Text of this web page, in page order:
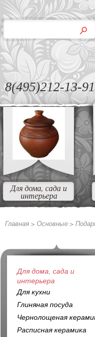
8(495)212-13-91
Для дома, сада и
интерьера
Главная > Основные >
Для дома, сада и
интерьера
Для кухни
Глиняная посуда
Чернолощеная
Расписная керамика